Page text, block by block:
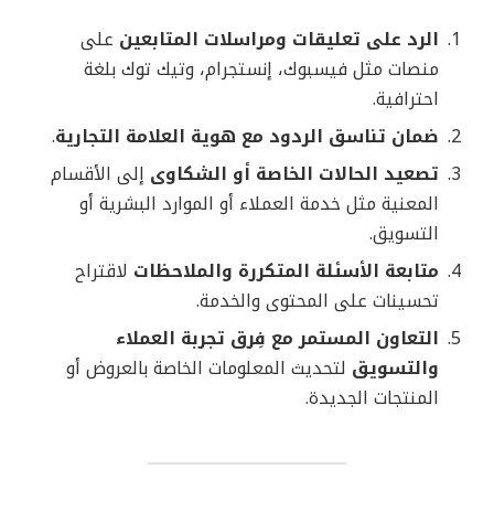
الرد على تعليقات ومراسلات المتابعين على
منصات مثل فيسبوك، إنستجرام، وتيك توك بلغة
احترافية.
ضمان تناسق الردود مع هوية العلامة التجارية.
تصعيد الحالات الخاصة أو الشكاوى إلى الأقسام
المعنية مثل خدمة العملاء أو الموارد البشرية أو
التسويق.
متابعة الأسئلة المتكررة والملاحظات لاقتراح
تحسينات على المحتوى والخدمة.
التعاون المستمر مع فِرق تجربة العملاء
والتسويق لتحديث المعلومات الخاصة بالعروض أو
المنتجات الجديدة.